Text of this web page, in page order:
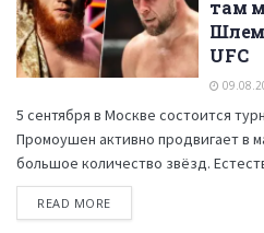
там
UFC
5 сентября в Москве состоится
Промоушен активно продвигает в
большое количество звёзд.
READ MORE